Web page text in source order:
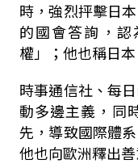
時，強烈抨擊日
的國會答詢，
權」；他也稱日
時事通信社、每
動多邊主義，同
先，導致國際體
他也向歐洲釋出